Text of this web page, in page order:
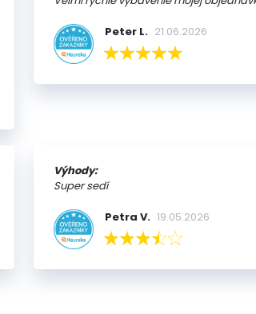
Peter L. 21.06.2026
Výhody:
Super sedí
Petra V. 19.05.2026